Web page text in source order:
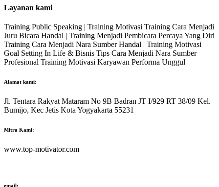
Layanan kami
Training Public Speaking | Training Motivasi Training Cara Menjadi
Juru Bicara Handal | Training Menjadi Pembicara Percaya Yang Diri
Training Cara Menjadi Nara Sumber Handal | Training Motivasi
Goal Setting In Life & Bisnis Tips Cara Menjadi Nara Sumber
Profesional Training Motivasi Karyawan Performa Unggul
Alamat kami:
Jl. Tentara Rakyat Mataram No 9B Badran JT I/929 RT 38/09 Kel.
Bumijo, Kec Jetis Kota Yogyakarta 55231
Mitra Kami:
www.top-motivator.com
email: